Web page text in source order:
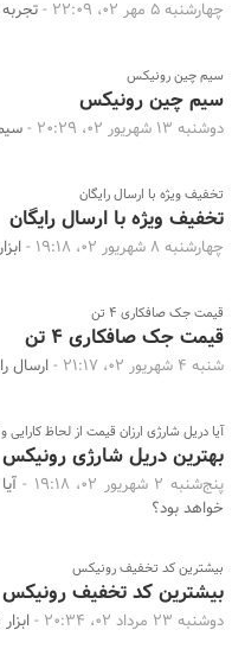
چهارشنبه 5 مهر 02، 22:09 -
سیم چین رونیکس
سیم چین رونیکس
دوشنبه 13 شهریور 02، 20:29 -
تخفیف ویژه با ارسال رایگان
تخفیف ویژه با ارسال رایگان
چهارشنبه 8 شهریور 02، 19:18 -
قیمت جک صافکاری 4 تن
قیمت جک صافکاری 4 تن
شنبه 4 شهریور 02، 21:17 - ارسال
آیا دریل شارژی ارزان قیمت از لحاظ
بهترین دریل شارژی رونیکس
پنج‌شنبه 2 شهریور 02، 19:18 -
خواهد بود؟
بیشترین کد تخفیف رونیکس
بیشترین کد تخفیف رونیکس
دوشنبه 23 مرداد 02، 20:34 -